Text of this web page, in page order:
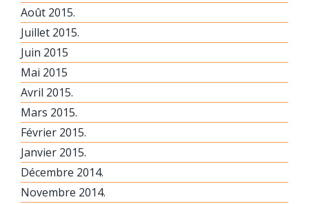
Août 2015.
Juillet 2015.
Juin 2015
Mai 2015
Avril 2015.
Mars 2015.
Février 2015.
Janvier 2015.
Décembre 2014.
Novembre 2014.